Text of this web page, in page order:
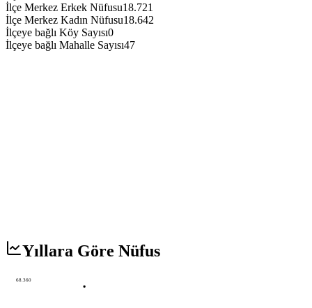
İlçe Merkez Erkek Nüfusu18.721
İlçe Merkez Kadın Nüfusu18.642
İlçeye bağlı Köy Sayısı0
İlçeye bağlı Mahalle Sayısı47
Yıllara Göre Nüfus
68.360